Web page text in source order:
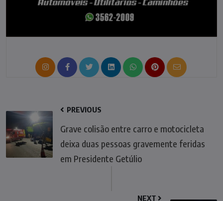
PREVIOUS
Grave colisão entre carro e motocicleta
deixa duas pessoas gravemente feridas
em Presidente Getúlio
NEXT